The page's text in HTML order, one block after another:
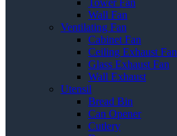
Tower Fan
Wall Fan
Ventilating Fan
Cabinet Fan
Ceiling Exhaust Fan
Glass Exhaust Fan
Wall Exhaust
Utensil
Bread Bin
Can Opener
Cutlery